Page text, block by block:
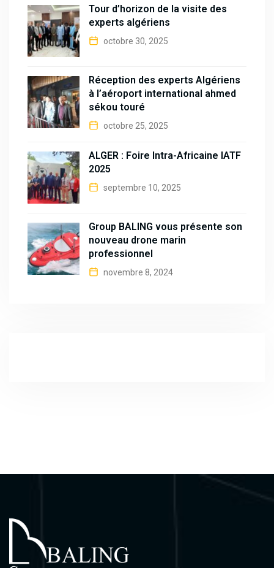
Tour d’horizon de la visite des
experts algériens
octobre 30, 2025
Réception des experts Algériens
à l’aéroport international ahmed
sékou touré
octobre 25, 2025
ALGER : Foire Intra-Africaine IATF
2025
septembre 10, 2025
Group BALING vous présente son
nouveau drone marin
professionnel
novembre 8, 2024